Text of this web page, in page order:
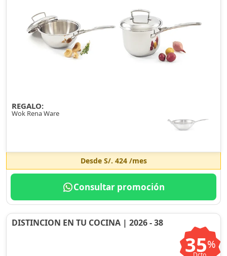
REGALO:
Wok Rena Ware
Desde S/. 424/mes
Consultar promoción
DISTINCION EN TU COCINA | 2026 - 38
35%